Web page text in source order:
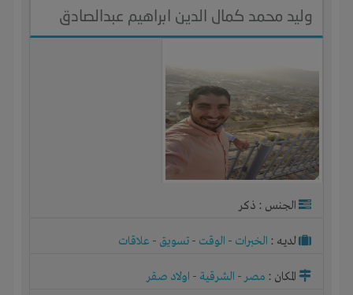
وليد محمد كمال الدين ابراهيم عبدالصادق
الجنس : ذكر
لديـه : الخبرات - الوقت - تسويق - علاقات
المكان : مصر- الشرقية - اولاد صقر